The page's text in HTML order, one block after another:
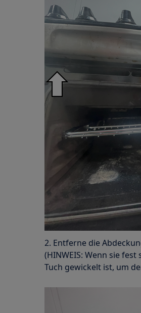
2. Entferne die
(HINWEIS: Wenn sie
Tuch gewickelt ist, um